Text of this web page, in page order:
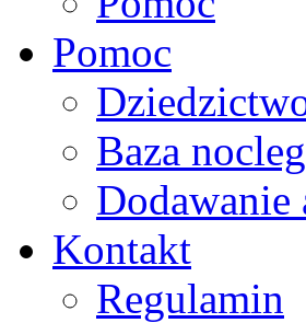
Pomoc
Baza
Dodawanie
Kontakt
Regulamin